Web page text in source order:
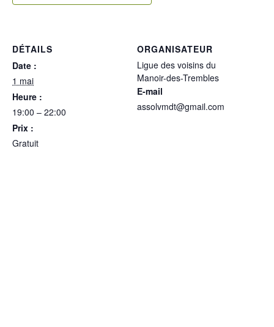
DÉTAILS
Date :
1 mai
Heure :
19:00 – 22:00
Prix :
Gratuit
ORGANISATEUR
Ligue des voisins du
Manoir-des-Trembles
E-mail
assolvmdt@gmail.com